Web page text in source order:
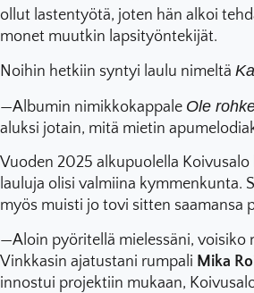
ollut lastentyötä, joten hän alkoi
monet muutkin lapsityöntekijät.
Noihin hetkiin syntyi laulu nimeltä
—Albumin nimikkokappale Ole
aluksi jotain, mitä mietin
Vuoden 2025 alkupuolella
lauluja olisi valmiina kymmenkunta.
myös muisti jo tovi sitten saamansa
—Aloin pyöritellä mielessäni, voisiko
Vinkkasin ajatustani rumpali Mika
innostui projektiin mukaan,